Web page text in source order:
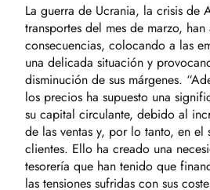
La guerra de Ucrania, la crisis de
transportes del mes de marzo, han
consecuencias, colocando a las
una delicada situación y
disminución de sus márgenes.
los precios ha supuesto una
su capital circulante, debido al
de las ventas y, por lo tanto, en el
clientes. Ello ha creado una
tesorería que han tenido que
las tensiones sufridas con sus